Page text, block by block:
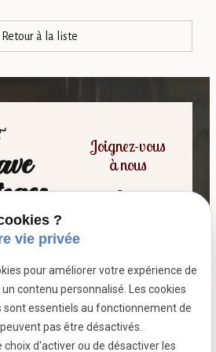
Retour à la liste
Joignez-vous
à nous
7 passage fleuri
- 59380 SOCX
?
vie privée
pour améliorer votre expérience de
contenu personnalisé. Les cookies
essentiels au fonctionnement de
pas être désactivés.
choix d'activer ou de désactiver les